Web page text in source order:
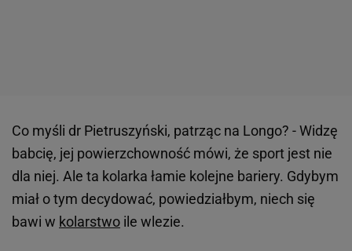
Co myśli dr Pietruszyński, patrząc na Longo? - Widzę
babcię, jej powierzchowność mówi, że sport jest nie
dla niej. Ale ta kolarka łamie kolejne bariery. Gdybym
miał o tym decydować, powiedziałbym, niech się
bawi w kolarstwo ile wlezie.